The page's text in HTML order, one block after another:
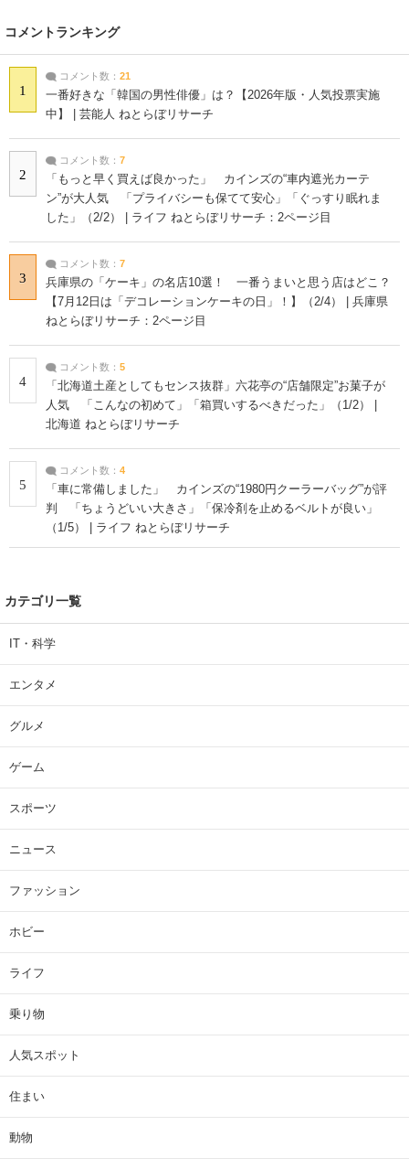
コメントランキング
1
コメント数： 21
一番好きな「韓国の男性俳優」は？【2026年版・人気投票実施
中】 | 芸能人 ねとらぼリサーチ
2
コメント数： 7
「もっと早く買えば良かった」 カインズの“車内遮光カーテ
ン”が大人気 「プライバシーも保てて安心」「ぐっすり眠れま
した」（2/2） | ライフ ねとらぼリサーチ：2ページ目
3
コメント数： 7
兵庫県の「ケーキ」の名店10選！ 一番うまいと思う店はどこ？
【7月12日は「デコレーションケーキの日」！】（2/4） | 兵庫県
ねとらぼリサーチ：2ページ目
4
コメント数： 5
「北海道土産としてもセンス抜群」六花亭の“店舗限定”お菓子が
人気 「こんなの初めて」「箱買いするべきだった」（1/2） |
北海道 ねとらぼリサーチ
5
コメント数： 4
「車に常備しました」 カインズの“1980円クーラーバッグ”が評
判 「ちょうどいい大きさ」「保冷剤を止めるベルトが良い」
（1/5） | ライフ ねとらぼリサーチ
カテゴリ一覧
IT・科学
エンタメ
グルメ
ゲーム
スポーツ
ニュース
ファッション
ホビー
ライフ
乗り物
人気スポット
住まい
動物